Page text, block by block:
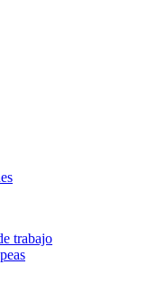
trabajo